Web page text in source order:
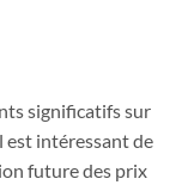
significatifs sur
est intéressant de
future des prix